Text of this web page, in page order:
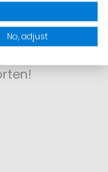
No, adjust